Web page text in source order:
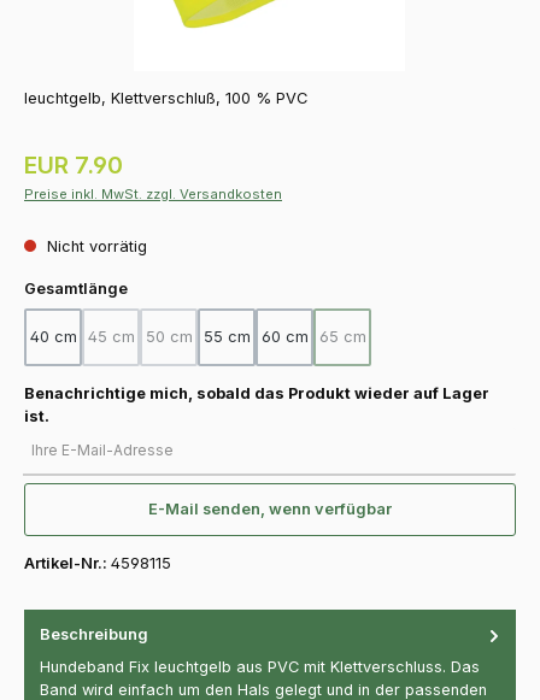
leuchtgelb, Klettverschluß, 100 % PVC
Regulärer Preis:
EUR 7.90
Preise inkl. MwSt. zzgl. Versandkosten
Nicht vorrätig
Gesamtlängeauswählen
40 cm 45 cm
(Diese Option ist zurzeit nicht verfügbar.)
50 cm
(Diese Option ist zurzeit nicht verfügbar.)
55 cm 60 cm 65 cm
(Diese Option ist zurzeit
Benachrichtige mich, sobald das Produkt wieder auf Lager
ist.
E-Mail senden, wenn verfügbar
Artikel-Nr.: 4598115
Beschreibung
Hundeband Fix leuchtgelb aus PVC mit Klettverschluss. Das
Band wird einfach um den Hals gelegt und in der passenden